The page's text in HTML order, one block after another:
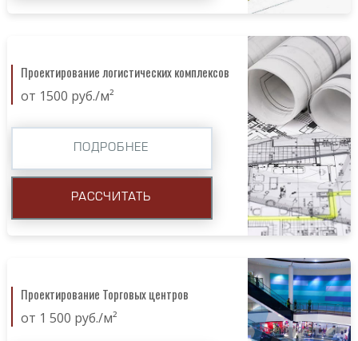
Проектирование логистических комплексов
от 1500 руб./м²
ПОДРОБНЕЕ
РАССЧИТАТЬ
Проектирование Торговых центров
от 1 500 руб./м²